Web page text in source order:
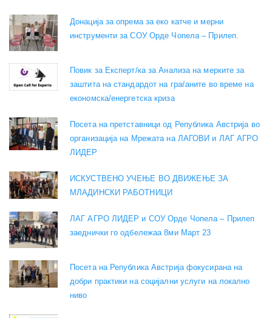
Донација за опрема за еко катче и мерни
инструменти за СОУ Орде Чопела – Прилеп.
Повик за Експерт/ка за Анализа на мерките за
заштита на стандардот на граѓаните во време на
економска/енергетска криза
Посета на претставници од Република Австрија во
организација на Мрежата на ЛАГОВИ и ЛАГ АГРО
ЛИДЕР
ИСКУСТВЕНО УЧЕЊЕ ВО ДВИЖЕЊЕ ЗА
МЛАДИНСКИ РАБОТНИЦИ
ЛАГ АГРО ЛИДЕР и СОУ Орде Чопела – Прилеп
заеднички го одбележаа 8ми Март 23
Посета на Република Австрија фокусирана на
добри практики на социјални услуги на локално
ниво